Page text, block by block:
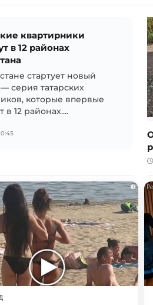
квартирники
в 12 районах
стартует новый
серия татарских
которые впервые
в 12 районах....
i